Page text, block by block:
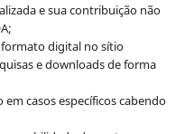
e sua contribuição não
digital no sítio
e downloads de forma
casos específicos cabendo